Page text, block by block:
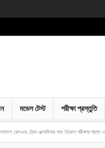
মডেল টেস্ট পরীক্ষা প্রস্তুতি
এক্সামিনার পদে নিয়োগ পরীক্ষার প্রশ্ন ও সমাধান – ২০২৬